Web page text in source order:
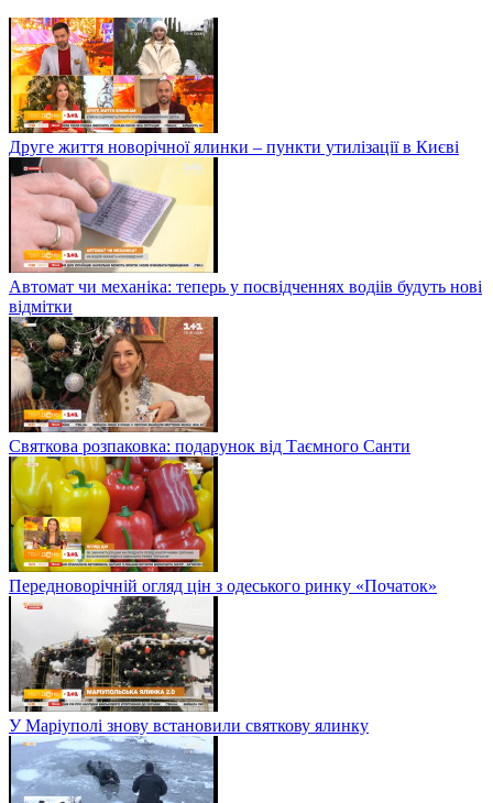
Друге життя новорічної ялинки – пункти утилізації в Києві
Автомат чи механіка: теперь у посвідченнях водіів будуть нові
відмітки
Святкова розпаковка: подарунок від Таємного Санти
Передноворічній огляд цін з одеського ринку «Початок»
У Маріуполі знову встановили святкову ялинку